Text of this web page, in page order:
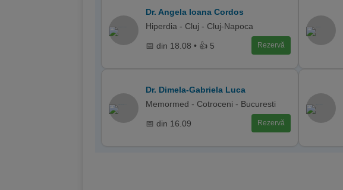
Dr. Angela Ioana Cordos
Hiperdia - Cluj - Cluj-Napoca
📅 din 18.08 • 👍 5 Rezervă
Dr. Dimela-Gabriela Luca
Memormed - Cotroceni - Bucuresti
📅 din 16.09 Rezervă